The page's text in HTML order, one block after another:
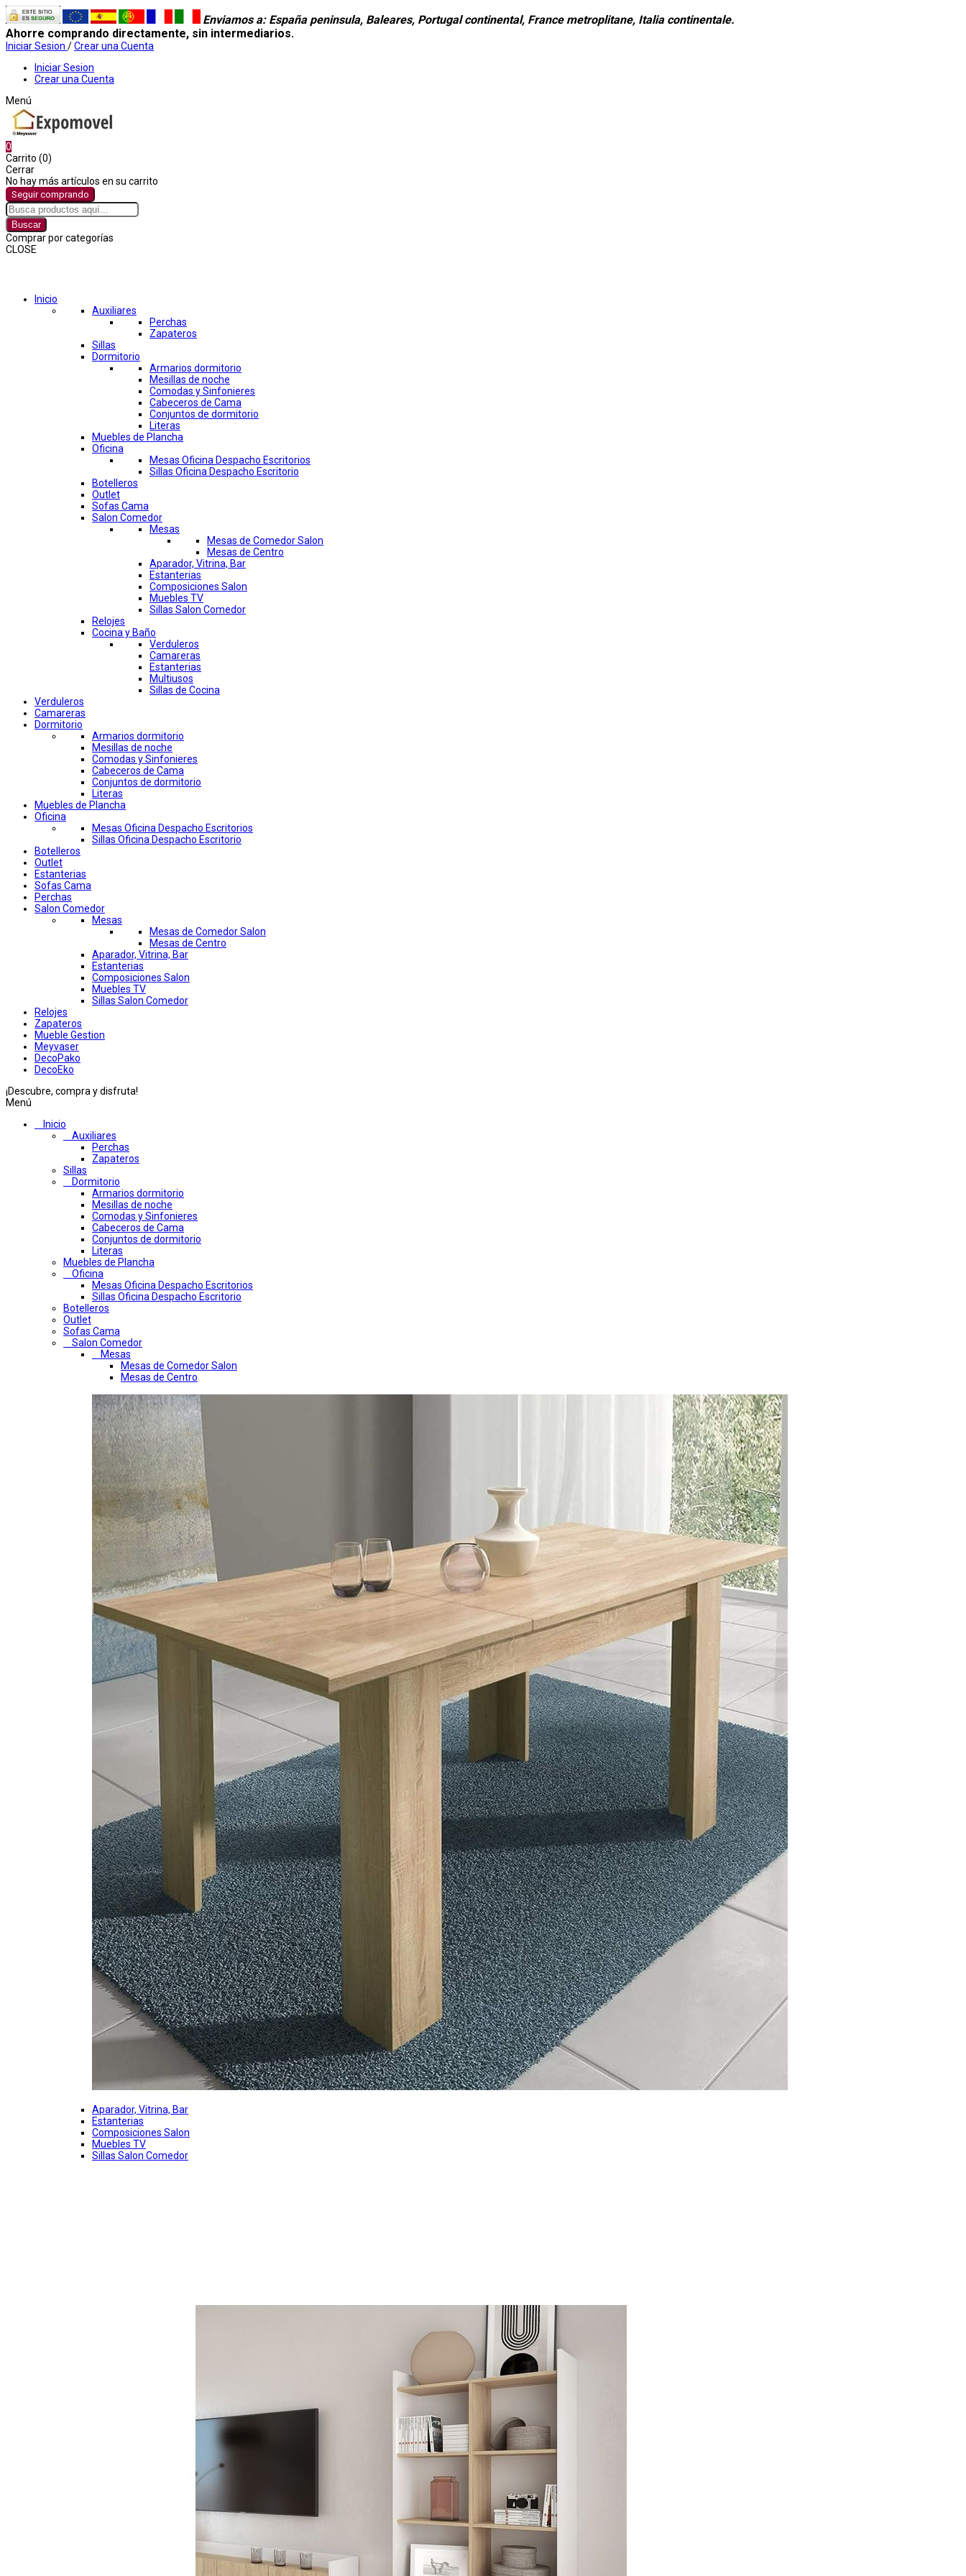
Enviamos a: España peninsula, Baleares, Portugal continental, France metroplitane, Italia continentale.
Ahorre comprando directamente, sin intermediarios.
Iniciar Sesion /Crear una Cuenta
Iniciar Sesion
Crear una Cuenta
Menú
0
Carrito (0)
Cerrar
No hay más artículos en su carrito
Seguir comprando
Buscar
Comprar por categorías
CLOSE
Inicio
Auxiliares
Perchas
Zapateros
Sillas
Dormitorio
Armarios dormitorio
Mesillas de noche
Comodas y Sinfonieres
Cabeceros de Cama
Conjuntos de dormitorio
Literas
Muebles de Plancha
Oficina
Mesas Oficina Despacho Escritorios
Sillas Oficina Despacho Escritorio
Botelleros
Outlet
Sofas Cama
Salon Comedor
Mesas
Mesas de Comedor Salon
Mesas de Centro
Aparador, Vitrina, Bar
Estanterias
Composiciones Salon
Muebles TV
Sillas Salon Comedor
Relojes
Cocina y Baño
Verduleros
Camareras
Estanterias
Multiusos
Sillas de Cocina
Verduleros
Camareras
Dormitorio
Armarios dormitorio
Mesillas de noche
Comodas y Sinfonieres
Cabeceros de Cama
Conjuntos de dormitorio
Literas
Muebles de Plancha
Oficina
Mesas Oficina Despacho Escritorios
Sillas Oficina Despacho Escritorio
Botelleros
Outlet
Estanterias
Sofas Cama
Perchas
Salon Comedor
Mesas
Mesas de Comedor Salon
Mesas de Centro
Aparador, Vitrina, Bar
Estanterias
Composiciones Salon
Muebles TV
Sillas Salon Comedor
Relojes
Zapateros
Mueble Gestion
Meyvaser
DecoPako
DecoEko
¡Descubre, compra y disfruta!
Menú
Inicio
Auxiliares
Perchas
Zapateros
Sillas
Dormitorio
Armarios dormitorio
Mesillas de noche
Comodas y Sinfonieres
Cabeceros de Cama
Conjuntos de dormitorio
Literas
Muebles de Plancha
Oficina
Mesas Oficina Despacho Escritorios
Sillas Oficina Despacho Escritorio
Botelleros
Outlet
Sofas Cama
Salon Comedor
Mesas
Mesas de Comedor Salon
Mesas de Centro
Aparador, Vitrina, Bar
Estanterias
Composiciones Salon
Muebles TV
Sillas Salon Comedor